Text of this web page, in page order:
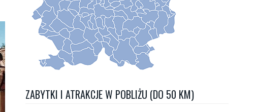
ZABYTKI I ATRAKCJE W POBLIŻU (DO 50 KM)